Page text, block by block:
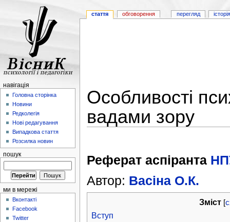
Особливості
вадами зору
Реферат аспіранта
Автор: Васіна О.К.
Зміст [
Вступ
стаття обговорення перегляд
навігація
Головна сторінка
Новини
Редколегія
Нові редагування
Випадкова стаття
Розсилка новин
пошук
ми в мережі
Вконтакті
Facebook
Twitter